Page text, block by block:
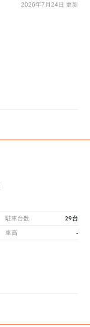
2026年7月24日 更新
駐車台数 29台
車高 -